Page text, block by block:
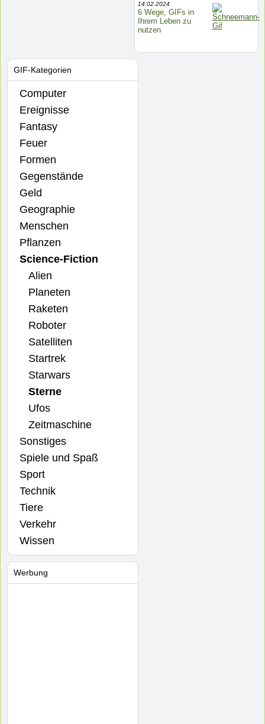
GIF-Kategorien
Computer
Ereignisse
Fantasy
Feuer
Formen
Gegenstände
Geld
Geographie
Menschen
Pflanzen
Science-Fiction
Alien
Planeten
Raketen
Roboter
Satelliten
Startrek
Starwars
Sterne
Ufos
Zeitmaschine
Sonstiges
Spiele und Spaß
Sport
Technik
Tiere
Verkehr
Wissen
Werbung
14.02.2024
6 Wege, GIFs in
Ihrem Leben zu
nutzen